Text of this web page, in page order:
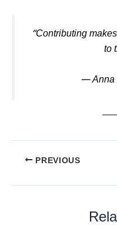
“Contributing
to
— Anna
PREVIOUS